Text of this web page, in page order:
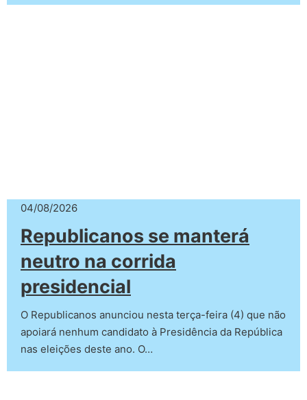
04/08/2026
Republicanos se manterá
neutro na corrida
presidencial
O Republicanos anunciou nesta terça-feira (4) que não
apoiará nenhum candidato à Presidência da República
nas eleições deste ano. O…